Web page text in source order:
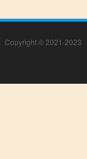
Copyright © 2021-2023